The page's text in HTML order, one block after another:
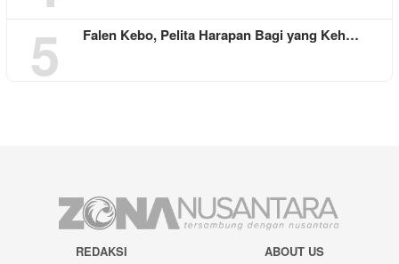
5 Falen Kebo, Pelita Harapan Bagi yang Keh…
REDAKSI ABOUT US